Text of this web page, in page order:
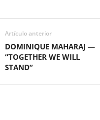
Artículo anterior
DOMINIQUE MAHARAJ —
“TOGETHER WE WILL
STAND”